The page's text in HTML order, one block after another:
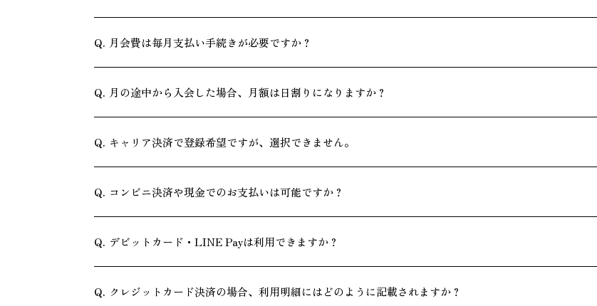
月会費は毎月支払い手続きが必要ですか？
月の途中から入会した場合、月額は日割りになりますか？
キャリア決済で登録希望ですが、選択できません。
コンビニ決済や現金でのお支払いは可能ですか？
デビットカード・LINE Payは利用できますか？
クレジットカード決済の場合、利用明細にはどのように記載されますか？